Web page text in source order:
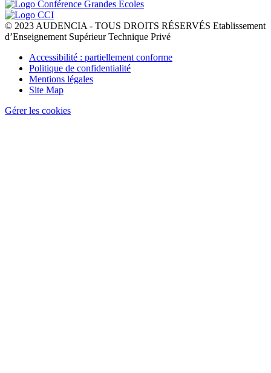
© 2023 AUDENCIA - TOUS DROITS RÉSERVÉS Etablissement
d’Enseignement Supérieur Technique Privé
Pied
page
Accessibilité : partiellement conforme
Politique de confidentialité
Mentions légales
Site Map
Gérer les cookies